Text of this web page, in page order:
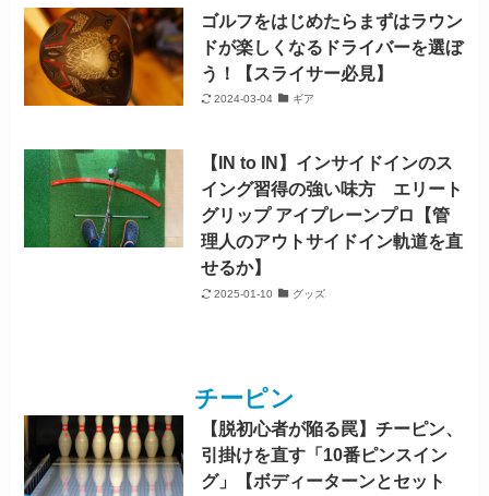
ゴルフをはじめたらまずはラウン
ドが楽しくなるドライバーを選ぼ
う！【スライサー必見】
2024-03-04 ギア
【IN to IN】インサイドインのス
イング習得の強い味方 エリート
グリップ アイプレーンプロ【管
理人のアウトサイドイン軌道を直
せるか】
2025-01-10 グッズ
チーピン
【脱初心者が陥る罠】チーピン、
引掛けを直す「10番ピンスイン
グ」【ボディーターンとセット